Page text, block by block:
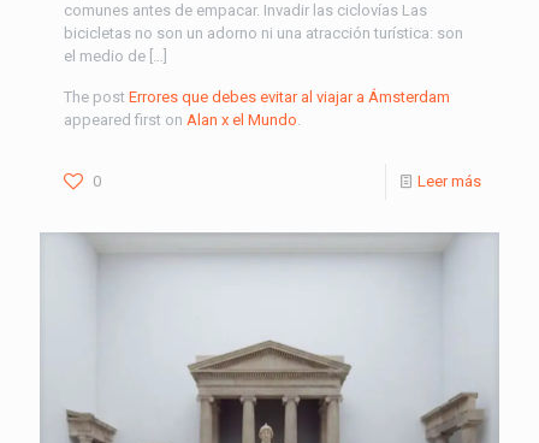
comunes antes de empacar. Invadir las ciclovías Las
bicicletas no son un adorno ni una atracción turística: son
el medio de […]
The post Errores que debes evitar al viajar a Ámsterdam
appeared first on Alan x el Mundo.
0 Leer más